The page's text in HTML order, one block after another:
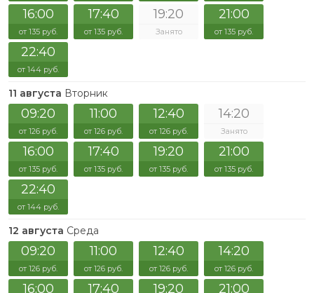
16:00
от 135 руб.
17:40
от 135 руб.
19:20
Занято
21:00
от 135 руб.
22:40
от 144 руб.
11 августа Вторник
09:20
от 126 руб.
11:00
от 126 руб.
12:40
от 126 руб.
14:20
Занято
16:00
от 135 руб.
17:40
от 135 руб.
19:20
от 135 руб.
21:00
от 135 руб.
22:40
от 144 руб.
12 августа Среда
09:20
от 126 руб.
11:00
от 126 руб.
12:40
от 126 руб.
14:20
от 126 руб.
16:00 17:40 19:20 21:00